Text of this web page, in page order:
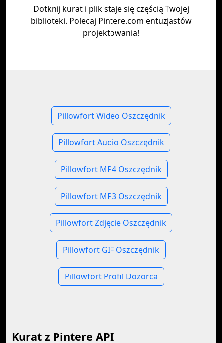
Dotknij kurat i plik staje się częścią Twojej
biblioteki. Polecaj Pintere.com entuzjastów
projektowania!
Pillowfort Wideo Oszczędnik
Pillowfort Audio Oszczędnik
Pillowfort MP4 Oszczędnik
Pillowfort MP3 Oszczędnik
Pillowfort Zdjęcie Oszczędnik
Pillowfort GIF Oszczędnik
Pillowfort Profil Dozorca
Kurat z Pintere API